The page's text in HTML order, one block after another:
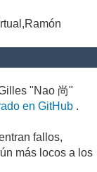
"Nao 尚"
en GitHub .
fallos,
más locos a los